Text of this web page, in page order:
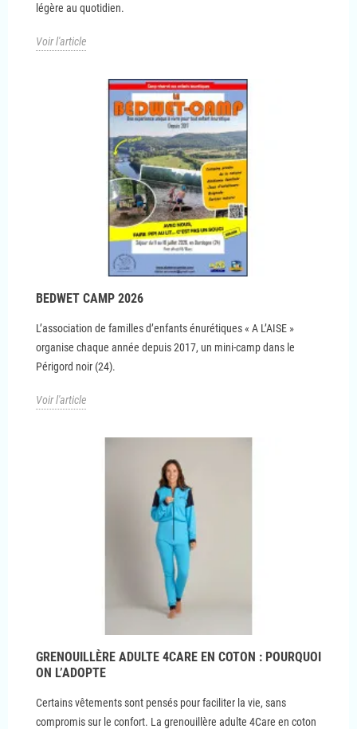
légère au quotidien.
Voir l'article
BEDWET CAMP 2026
L’association de familles d’enfants énurétiques « A L’AISE »
organise chaque année depuis 2017, un mini-camp dans le
Périgord noir (24).
Voir l'article
GRENOUILLÈRE ADULTE 4CARE EN COTON : POURQUOI
ON L’ADOPTE
Certains vêtements sont pensés pour faciliter la vie, sans
compromis sur le confort. La grenouillère adulte 4Care en coton